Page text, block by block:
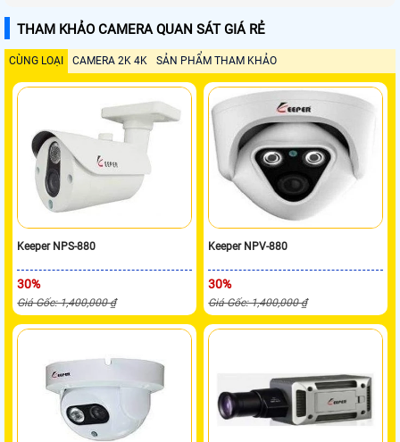
THAM KHẢO CAMERA QUAN SÁT GIÁ RẺ
CÙNG LOẠI CAMERA 2K 4K SẢN PHẨM THAM KHẢO
Keeper NPS-880
30%
Giá Gốc: 1,400,000 ₫
Keeper NPV-880
30%
Giá Gốc: 1,400,000 ₫